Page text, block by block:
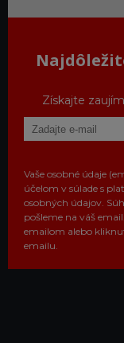
Získajte
Vaše osobné údaje
účelom v súlade s
osobných údajov.
pošleme na váš
emailom alebo
emailu.